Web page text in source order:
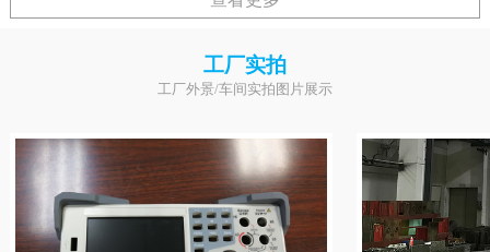
工厂实拍
工厂外景/车间实拍图片展示